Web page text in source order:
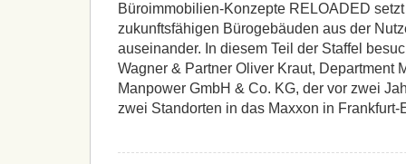
Büroimmobilien-Konzepte RELOADED
zukunftsfähigen Bürogebäuden aus der
auseinander. In diesem Teil der Staffel
Wagner & Partner Oliver Kraut, Department
Manpower GmbH & Co. KG, der vor zwei
zwei Standorten in das Maxxon in